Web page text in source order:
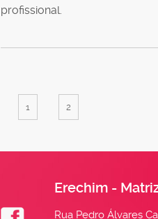
profissional.
1 2
Erechim -
Rua Pedro Álvares